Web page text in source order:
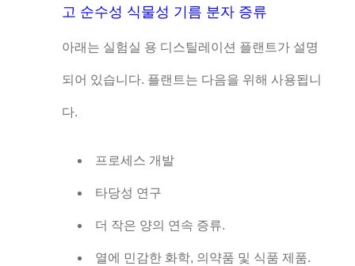
고 순수성 식물성 기름 분자 증류
아래는 실험실 용 디스틸레이션 플랜트가 설명
되어 있습니다. 플랜트는 다음을 위해 사용됩니
다.
프로세스 개발
타당성 연구
더 작은 양의 연속 증류.
열에 민감한 화학, 의약품 및 식품 제품.